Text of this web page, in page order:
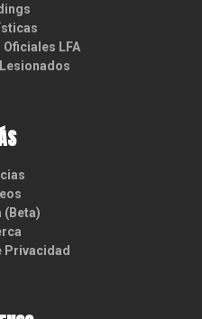
LFA
(Beta)
Privacidad